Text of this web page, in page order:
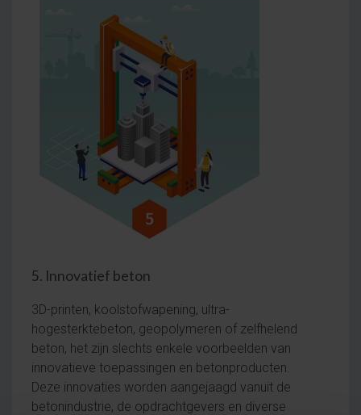
5. Innovatief beton
3D-printen, koolstofwapening, ultra-
hogesterktebeton, geopolymeren of zelfhelend
beton, het zijn slechts enkele voorbeelden van
innovatieve toepassingen en betonproducten.
Deze innovaties worden aangejaagd vanuit de
betonindustrie, de opdrachtgevers en diverse